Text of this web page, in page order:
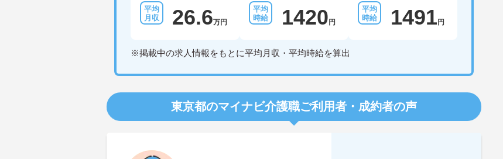
26.6万円 1420円 1491円
※掲載中の求人情報をもとに平均月収・平均時給を算出
東京都のマイナビ介護職ご利用者・成約者の声